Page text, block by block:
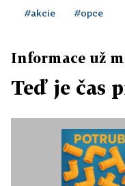
#akcie #opce
Informace už
Teď je čas